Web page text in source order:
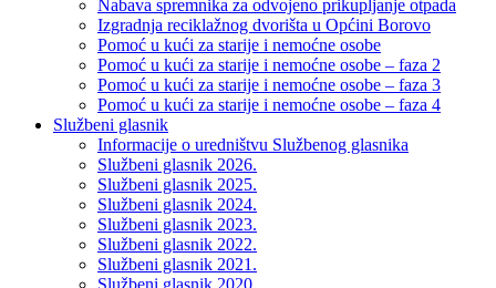
Nabava spremnika za odvojeno prikupljanje otpada
Izgradnja reciklažnog dvorišta u Općini Borovo
Pomoć u kući za starije i nemoćne osobe
Pomoć u kući za starije i nemoćne osobe – faza 2
Pomoć u kući za starije i nemoćne osobe – faza 3
Pomoć u kući za starije i nemoćne osobe – faza 4
Službeni glasnik
Informacije o uredništvu Službenog glasnika
Službeni glasnik 2026.
Službeni glasnik 2025.
Službeni glasnik 2024.
Službeni glasnik 2023.
Službeni glasnik 2022.
Službeni glasnik 2021.
Službeni glasnik 2020.